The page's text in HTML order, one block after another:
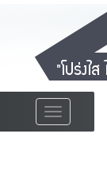
Toggle
navigation